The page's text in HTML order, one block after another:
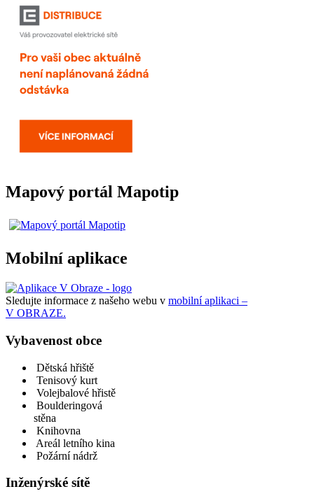
Mapový portál Mapotip
Mobilní aplikace
Sledujte informace z našeho webu v mobilní aplikaci –
V OBRAZE.
Vybavenost obce
Dětská hřiště
Tenisový kurt
Volejbalové hřistě
Boulderingová
stěna
Knihovna
Areál letního kina
Požární nádrž
Inženýrské sítě